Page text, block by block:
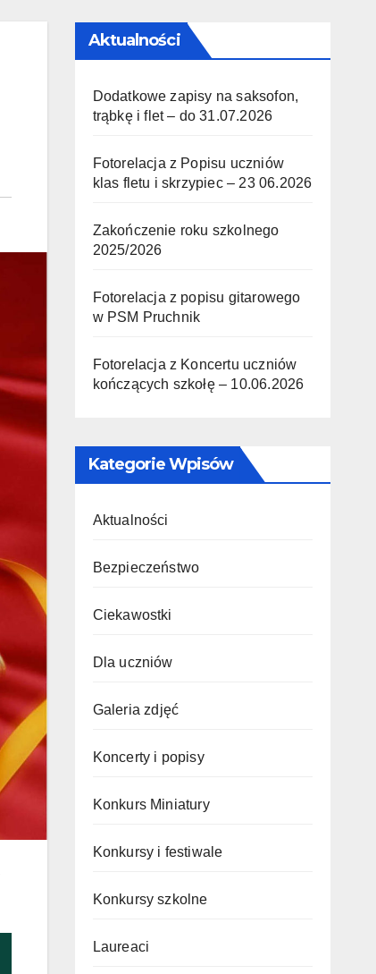
Aktualności
Dodatkowe zapisy na saksofon,
trąbkę i flet – do 31.07.2026
Fotorelacja z Popisu uczniów
klas fletu i skrzypiec – 23 06.2026
Zakończenie roku szkolnego
2025/2026
Fotorelacja z popisu gitarowego
w PSM Pruchnik
Fotorelacja z Koncertu uczniów
kończących szkołę – 10.06.2026
Kategorie Wpisów
Aktualności
Bezpieczeństwo
Ciekawostki
Dla uczniów
Galeria zdjęć
Koncerty i popisy
Konkurs Miniatury
Konkursy i festiwale
Konkursy szkolne
Laureaci